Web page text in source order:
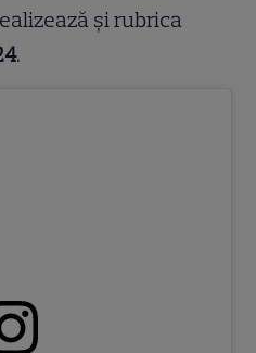
și rubrica
.